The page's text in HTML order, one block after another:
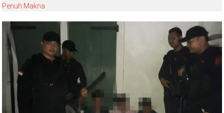
Penuh Makna